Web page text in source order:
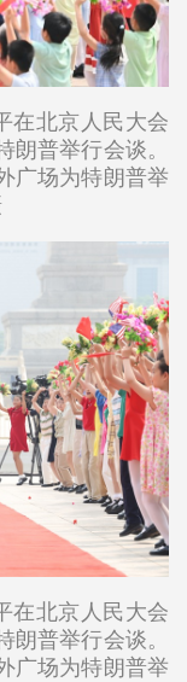
在北京人民大会
普举行会谈。
广场为特朗普举
在北京人民大会
普举行会谈。
广场为特朗普举